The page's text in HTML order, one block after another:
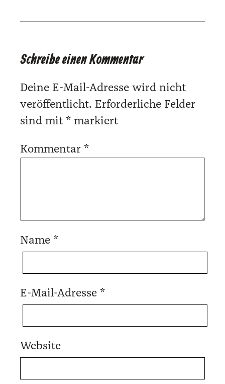
Schreibe einen Kommentar
Deine E-Mail-Adresse wird nicht
veröffentlicht. Erforderliche Felder
sind mit * markiert
Kommentar *
Name *
E-Mail-Adresse *
Website